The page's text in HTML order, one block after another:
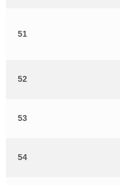
51
52
53
54